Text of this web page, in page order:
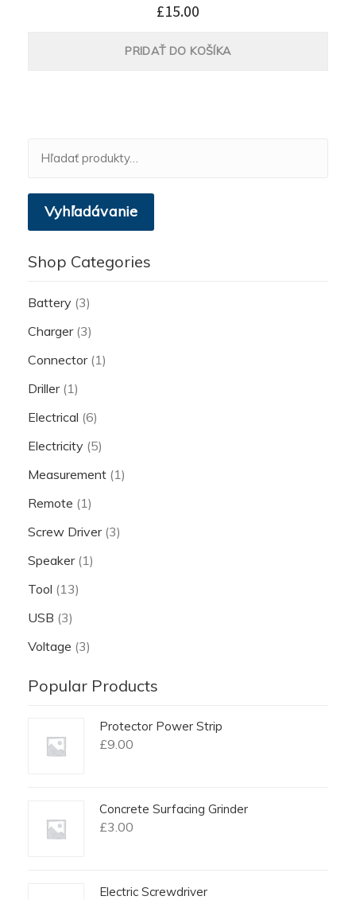
£15.00
PRIDAŤ DO KOŠÍKA
Vyhľadávanie
Shop Categories
Battery (3)
Charger (3)
Connector (1)
Driller (1)
Electrical (6)
Electricity (5)
Measurement (1)
Remote (1)
Screw Driver (3)
Speaker (1)
Tool (13)
USB (3)
Voltage (3)
Popular Products
Protector Power Strip
£9.00
Concrete Surfacing Grinder
£3.00
Electric Screwdriver